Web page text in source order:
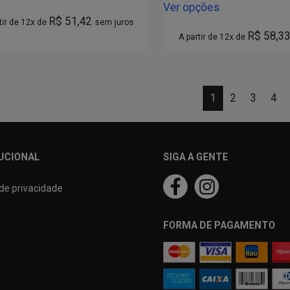
de 12x de R$ 51,42 sem juros
Ver opções
A partir de 12x de R$ 58,33
1 2 3 4
privacidade
SIGA A GENTE
FORMA DE PAGAMENTO